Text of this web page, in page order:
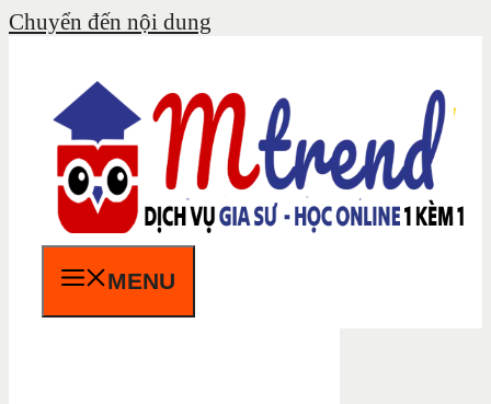
Chuyển đến nội dung
MENU